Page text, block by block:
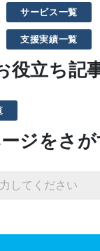
サービス一覧
支援実績一覧
役立ち記
ジをさが